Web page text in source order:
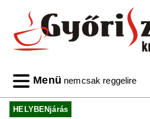
Menü nemcsak reggelire
HELYBENjárás